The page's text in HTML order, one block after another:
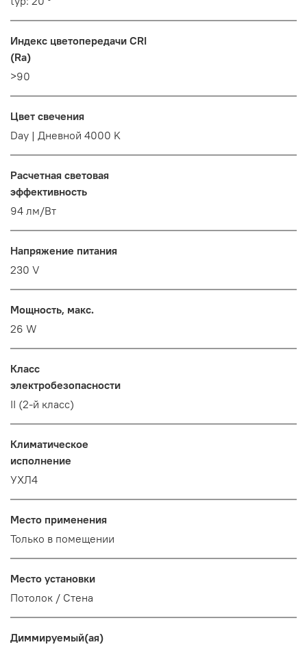
Индекс цветопередачи CRI
(Ra)
>90
Цвет свечения
Day | Дневной 4000 K
Расчетная световая
эффективность
94 лм/Вт
Напряжение питания
230 V
Мощность, макс.
26 W
Класс
электробезопасности
II (2-й класс)
Климатическое
исполнение
УХЛ4
Место применения
Только в помещении
Место установки
Потолок / Cтена
Диммируемый(ая)